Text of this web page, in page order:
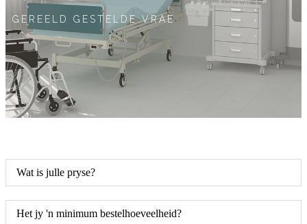
GEREELD GESTELDE VRAE
Wat is julle pryse?
Het jy 'n minimum bestelhoeveelheid?